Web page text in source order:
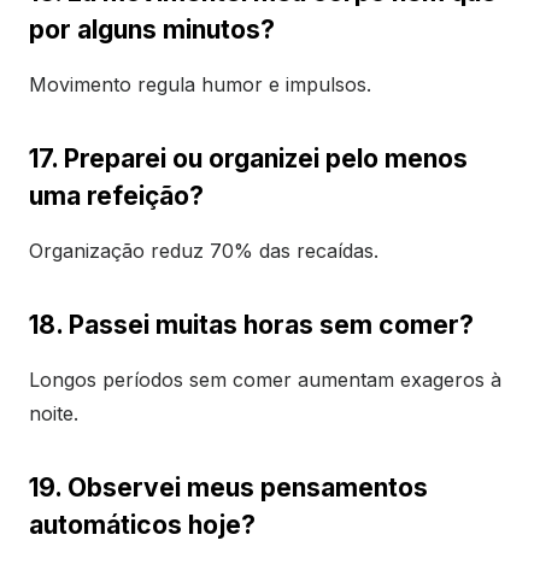
por alguns minutos?
Movimento regula humor e impulsos.
17. Preparei ou organizei pelo menos
uma refeição?
Organização reduz 70% das recaídas.
18. Passei muitas horas sem comer?
Longos períodos sem comer aumentam exageros à
noite.
19. Observei meus pensamentos
automáticos hoje?